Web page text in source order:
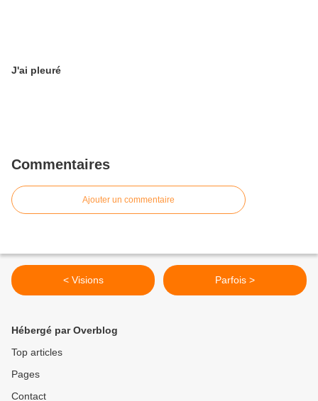
J'ai pleuré
Commentaires
Ajouter un commentaire
< Visions Parfois >
Hébergé par Overblog
Top articles
Pages
Contact